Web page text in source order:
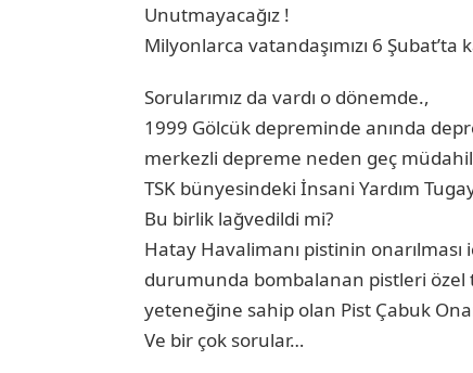
Unutmayacağız !
Milyonlarca vatandaşımızı 6
Sorularımız da vardı o dönemde.,
1999 Gölcük depreminde anında
merkezli depreme neden geç
TSK bünyesindeki İnsani Yardım
Bu birlik lağvedildi mi?
Hatay Havalimanı pistinin
durumunda bombalanan pistleri özel
yeteneğine sahip olan Pist Çabuk
Ve bir çok sorular…